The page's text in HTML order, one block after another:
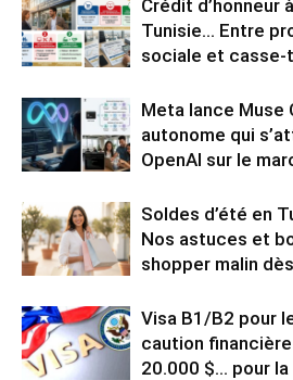
Crédit d’honneur
Tunisie… Entre
sociale et
Meta lance Muse
autonome qui
OpenAI sur le
Soldes d’été en
Nos astuces et
shopper malin
Visa B1/B2 pour
caution
20.000 $… pour